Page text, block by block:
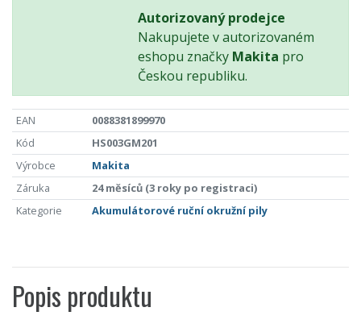
Autorizovaný prodejce
Nakupujete v autorizovaném
eshopu značky Makita pro
Českou republiku.
EAN
0088381899970
Kód
HS003GM201
Výrobce
Makita
Záruka
24 měsíců (3 roky po registraci)
Kategorie
Akumulátorové ruční okružní pily
Popis produktu